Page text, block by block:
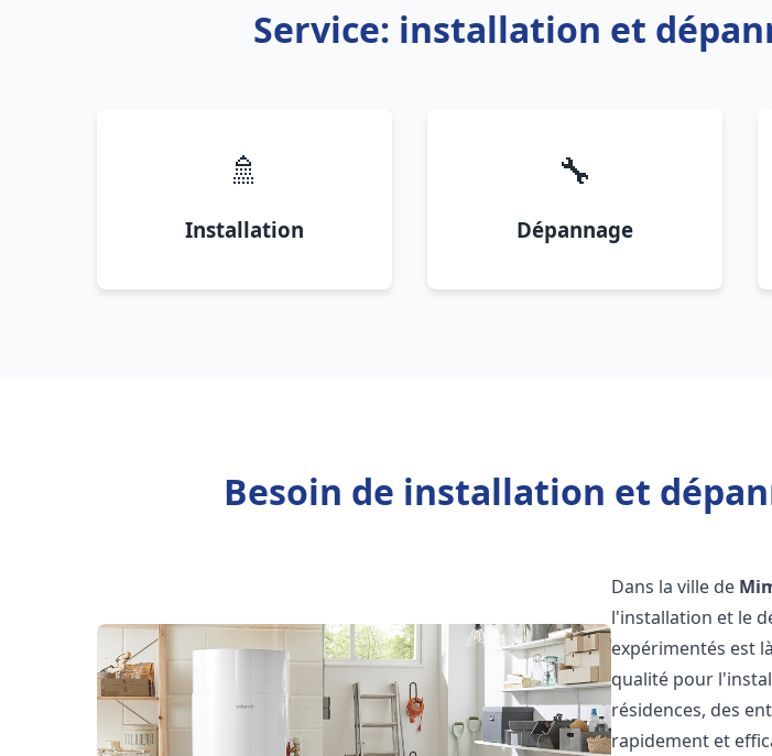
Service: installation et
🚿
Installation
🔧
Dépannage
Besoin de installation et
Dans la ville de
l'installation et le
expérimentés est
qualité pour
résidences, des
rapidement et